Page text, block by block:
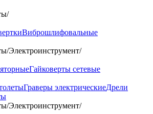
/
Виброшлифовальные
/Электроинструмент/
Гайковерты сетевые
Граверы электрическиеДрели
/Электроинструмент/